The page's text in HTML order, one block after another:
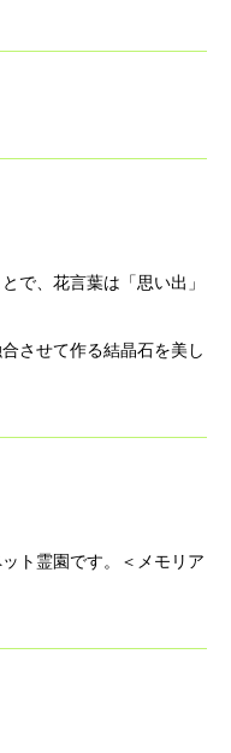
で、花言葉は「思い出」
させて作る結晶石を美し
ト霊園です。＜メモリア